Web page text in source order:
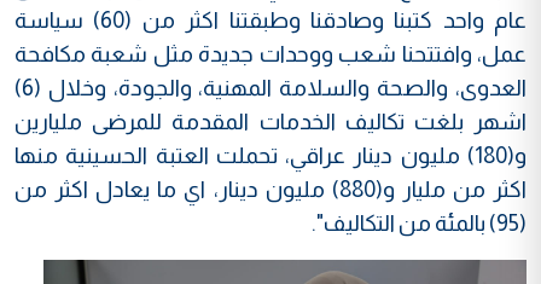
عام واحد كتبنا وصادقنا وطبقتنا اكثر من (60) سياسة
عمل، وافتتحنا شعب ووحدات جديدة مثل شعبة مكافحة
العدوى، والصحة والسلامة المهنية، والجودة، وخلال (6)
اشهر بلغت تكاليف الخدمات المقدمة للمرضى مليارين
و(180) مليون دينار عراقي، تحملت العتبة الحسينية منها
اكثر من مليار و(880) مليون دينار، اي ما يعادل اكثر من
(95) بالمئة من التكاليف".